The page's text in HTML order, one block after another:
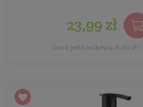
23,99 zł
Cena jednostkowa: 8,00 zł /